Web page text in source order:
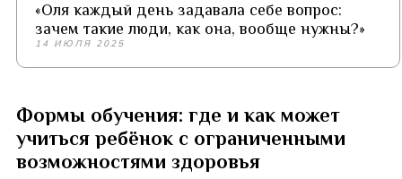
«Оля каждый день задавала себе вопрос:
зачем такие люди, как она, вообще нужны?»
14 ИЮЛЯ 2025
Формы обучения: где и как может
учиться ребёнок с ограниченными
возможностями здоровья